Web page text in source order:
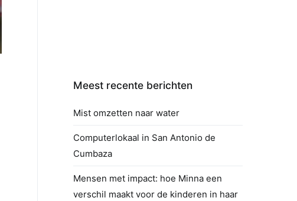
Meest recente berichten
Mist omzetten naar water
Computerlokaal in San Antonio de
Cumbaza
Mensen met impact: hoe Minna een
verschil maakt voor de kinderen in haar